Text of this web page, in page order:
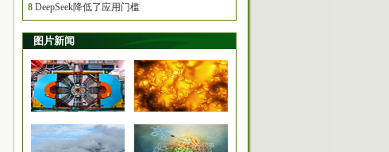
8 DeepSeek降低了应用门槛
图片新闻